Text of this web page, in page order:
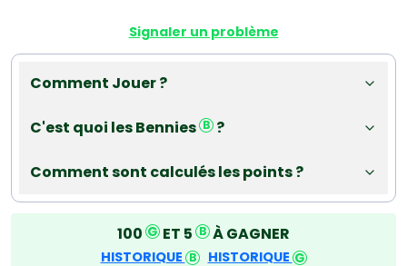
Signaler un problème
Comment Jouer ?
C'est quoi les Bennies ?
Comment sont calculés les points ?
100 ET 5 À GAGNER
HISTORIQUE HISTORIQUE